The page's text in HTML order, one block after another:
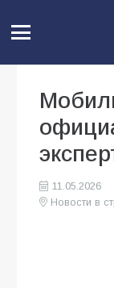
11.05.2026
Новости в